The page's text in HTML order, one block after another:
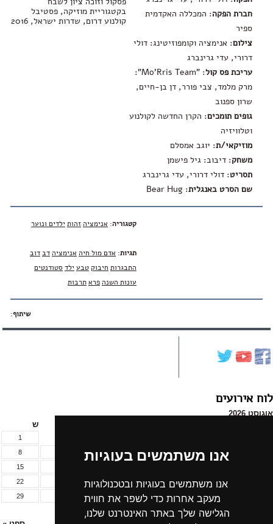
אנו משתמשים בעוגיות
אנו משתמשים בעוגיות ובטכנולוגיות
מעקב אחרות כדי לשפר את חווית
הגלישה שלך באתר האינטרנט שלנו,
בקטגוריית מוזיקה, פסטיבל
קולנוע דרום, שדרות ישראל, 2016
חברת הפקה: המכללה האקדמית
ספיר
צילום: אנימציה וקומפוזיטינג: דולי
דרורי, עדי גרינברג
עריכת פס קול
: "Mo'Rris Team":
מרק מלמד, צבי פורר, דן בן-חיים,
שרון ספנוב
גופים תומכים: הקרן החדשה לקולנוע
וטלוויזיה
מוזיקאי/ת: יוגב אמסלם
משחק: דיבוב: גיל פישמן
תסריט: דולי דרורי, עדי גרינברג
שם הסרט באנגלית:
Bear Hug
קטגוריה: אנימציה זהות ילדים ונוער
תגיות: אדם מול חיה אנימציה דבדוב
התבגרות חיבוק טבע ילדסטודנטים
עונות השנה פראתרבות
שיתוף:
לוח אירועים
אוגוסט 2026
ש
1
3
4
5
6
8
15
17
18
19
20
22
24
25
26
27
29
31